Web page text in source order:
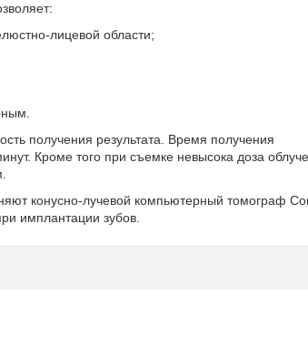
лицевой области;
получения результата. Время получения
Кроме того при съемке невысока доза
конусно-лучевой компьютерный томограф
имплантации зубов.